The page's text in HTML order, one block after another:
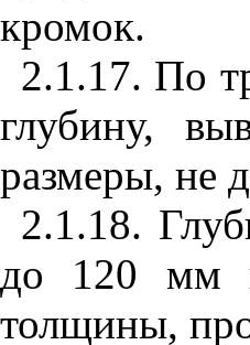
кромок.
2.1.17. По
глубину,
размеры, не
2.1.18.
до 120 мм
толщины,